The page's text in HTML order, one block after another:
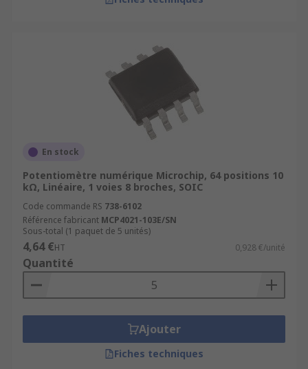
En stock
Potentiomètre numérique Microchip, 64 positions 10
kΩ, Linéaire, 1 voies 8 broches, SOIC
Code commande RS 738-6102
Référence fabricant MCP4021-103E/SN
Sous-total (1 paquet de 5 unités)
4,64 €HT 0,928 €/unité
Quantité
Ajouter
Fiches techniques